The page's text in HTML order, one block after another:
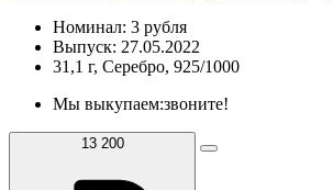
Номинал: 3 рубля
Выпуск: 27.05.2022
31,1 г, Серебро, 925/1000
Мы выкупаем:звоните!
13 200